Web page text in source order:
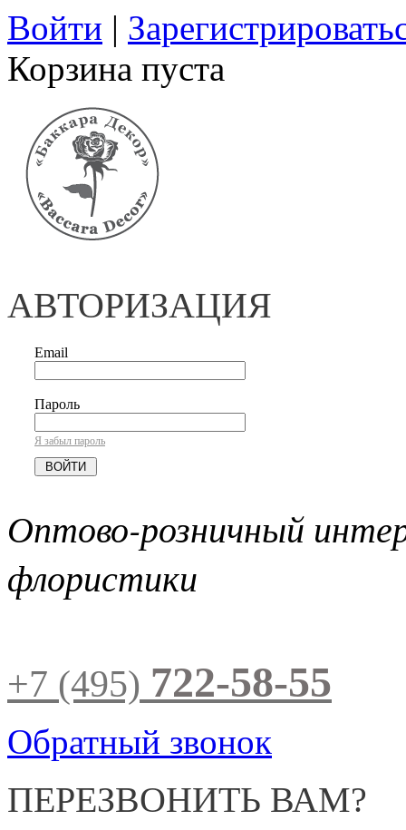
Войти |
Корзина пуста
АВТОРИЗАЦИЯ
Email
Пароль
Я забыл пароль
Оптово-розничный
флористики
+7 (495) 722-58-55
Обратный звонок
ПЕРЕЗВОНИТЬ ВАМ?